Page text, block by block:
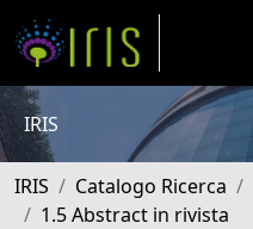
IRIS
IRIS Catalogo Ricerca
1.5 Abstract in rivista